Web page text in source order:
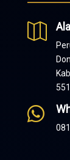

